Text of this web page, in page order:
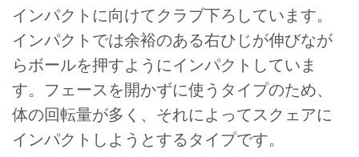
インパクトに向けてクラブ下ろしています。
インパクトでは余裕のある右ひじが伸びなが
らボールを押すようにインパクトしていま
す。フェースを開かずに使うタイプのため、
体の回転量が多く、それによってスクェアに
インパクトしようとするタイプです。